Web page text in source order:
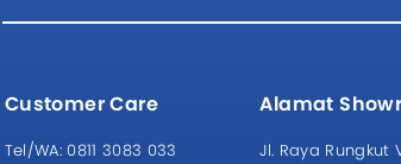
Customer Care
Tel/WA: 0811 3083 033
Alamat
Jl. Raya Rungkut